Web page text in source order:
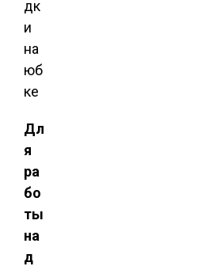
Дл
я
ра
бо
ты
на
д